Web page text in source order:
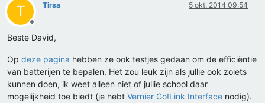
T
Offline
Tirsa 5 okt. 2014 09:54
Beste David,
Op deze pagina hebben ze ook testjes gedaan om de efficiëntie
van batterijen te bepalen. Het zou leuk zijn als jullie ook zoiets
kunnen doen, ik weet alleen niet of jullie school daar
mogelijkheid toe biedt (je hebt Vernier Go!Link Interface nodig).